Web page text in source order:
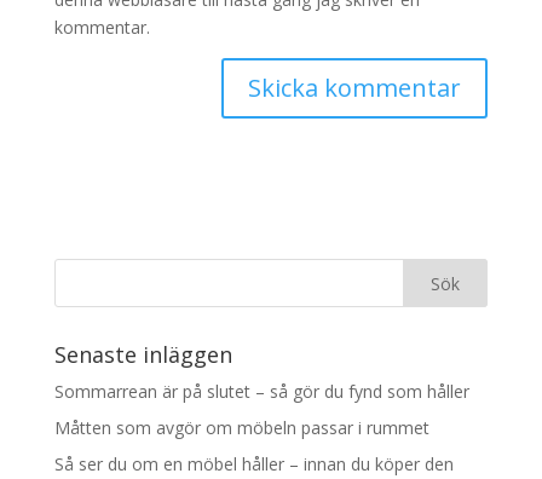
kommentar.
Senaste inläggen
Sommarrean är på slutet – så gör du fynd som håller
Måtten som avgör om möbeln passar i rummet
Så ser du om en möbel håller – innan du köper den